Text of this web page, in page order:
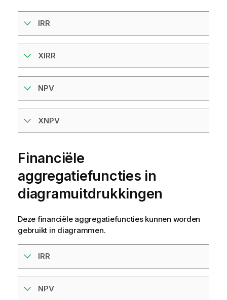
IRR
XIRR
NPV
XNPV
Financiële
aggregatiefuncties in
diagramuitdrukkingen
Deze financiële aggregatiefuncties kunnen worden
gebruikt in diagrammen.
IRR
NPV